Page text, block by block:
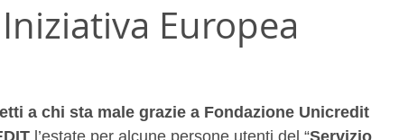
Europea
a chi sta male grazie a Fondazione Unicredit
l’estate per alcune persone utenti del “Servizio